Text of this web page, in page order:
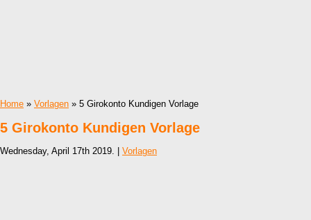
Home » Vorlagen » 5 Girokonto Kundigen Vorlage
5 Girokonto Kundigen Vorlage
Wednesday, April 17th 2019. | Vorlagen